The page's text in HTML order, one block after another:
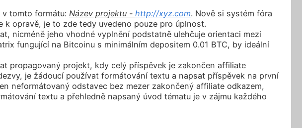
v tomto formátu: Název projektu - http://xyz.com. Nově si systém fóra
opravě, je to zde tedy uvedeno pouze pro úplnost.
nicméně jeho vhodné vyplnění podstatně ulehčuje orientaci mezi
fungující na Bitcoinu s minimálním depositem 0.01 BTC, by ideální
propagovaný projekt, kdy celý příspěvek je zakončen affiliate
je žádoucí používat formátování textu a napsat příspěvek na první
neformátovaný odstavec bez mezer zakončený affiliate odkazem,
textu a přehledně napsaný úvod tématu je v zájmu každého